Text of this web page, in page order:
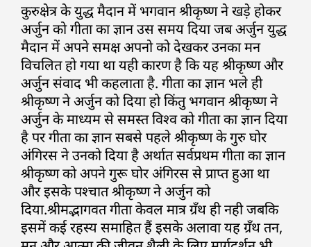
कुरुक्षेत्र के युद्ध मैदान में भगवान श्रीकृष्ण ने खड़े होकर
अर्जुन को गीता का ज्ञान उस समय दिया जब अर्जुन युद्ध
मैदान में अपने समक्ष अपनो को देखकर उनका मन
विचलित हो गया था यही कारण है कि यह श्रीकृष्ण और
अर्जुन संवाद भी कहलाता है. गीता का ज्ञान भले ही
श्रीकृष्ण ने अर्जुन को दिया हो किंतु भगवान श्रीकृष्ण ने
अर्जुन के माध्यम से समस्त विश्व को गीता का ज्ञान दिया
है पर गीता का ज्ञान सबसे पहले श्रीकृष्ण के गुरु घोर
अंगिरस ने उनको दिया है अर्थात सर्वप्रथम गीता का ज्ञान
श्रीकृष्ण को अपने गुरू घोर अंगिरस से प्राप्त हुआ था
और इसके पश्चात श्रीकृष्ण ने अर्जुन को
दिया.श्रीमद्भागवत गीता केवल मात्र ग्रँथ ही नही जबकि
इसमें कई रहस्य समाहित हैं इसके अलावा यह ग्रँथ तन,